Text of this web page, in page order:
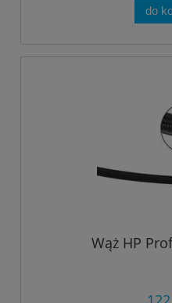
do
Wąż HP